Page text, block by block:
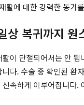
활에 대한 강력한 동기
상 복귀까지 원
이 단절되어서는 안
다. 수술 중 확인된 환
속하게 이루어집니다